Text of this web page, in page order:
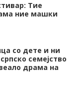
Тие
ама ние машки
со дете и ни
семејство
драма на